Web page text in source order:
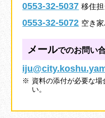
0553-32-5037 移住担
0553-32-5072 空き
メールでのお問い
資料の添付が必要な
い。